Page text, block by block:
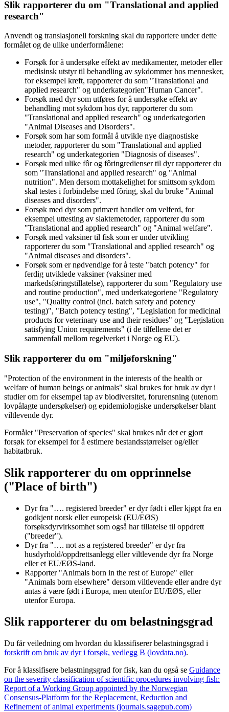
Slik rapporterer du om "Translational and applied
research"
Anvendt og translasjonell forskning skal du rapportere under dette
formålet og de ulike underformålene:
Forsøk for å undersøke effekt av medikamenter, metoder eller
medisinsk utstyr til behandling av sykdommer hos mennesker,
for eksempel kreft, rapporterer du som "Translational and
applied research" og underkategorien"Human Cancer".
Forsøk med dyr som utføres for å undersøke effekt av
behandling mot sykdom hos dyr, rapporterer du som
"Translational and applied research" og underkategorien
"Animal Diseases and Disorders".
Forsøk som har som formål å utvikle nye diagnostiske
metoder, rapporterer du som "Translational and applied
research" og underkategorien "Diagnosis of diseases".
Forsøk med ulike fôr og fôringredienser til dyr rapporterer du
som "Translational and applied research" og "Animal
nutrition". Men dersom mottakelighet for smittsom sykdom
skal testes i forbindelse med fôring, skal du bruke "Animal
diseases and disorders".
Forsøk med dyr som primært handler om velferd, for
eksempel uttesting av slaktemetoder, rapporterer du som
"Translational and applied research" og "Animal welfare".
Forsøk med vaksiner til fisk som er under utvikling
rapporterer du som "Translational and applied research" og
"Animal diseases and disorders".
Forsøk som er nødvendige for å teste "batch potency" for
ferdig utviklede vaksiner (vaksiner med
markedsføringstillatelse), rapporterer du som "Regulatory use
and routine production", med underkategoriene "Regulatory
use", "Quality control (incl. batch safety and potency
testing)", "Batch potency testing", "Legislation for medicinal
products for veterinary use and their residues" og "Legislation
satisfying Union requirements" (i de tilfellene det er
sammenfall mellom regelverket i Norge og EU).
Slik rapporterer du om "miljøforskning"
"Protection of the environment in the interests of the health or
welfare of human beings or animals" skal brukes for bruk av dyr i
studier om for eksempel tap av biodiversitet, forurensning (utenom
lovpålagte undersøkelser) og epidemiologiske undersøkelser blant
viltlevende dyr.
Formålet "Preservation of species" skal brukes når det er gjort
forsøk for eksempel for å estimere bestandsstørrelser og/eller
habitatbruk.
Slik rapporterer du om opprinnelse
("Place of birth")
Dyr fra "…. registered breeder" er dyr født i eller kjøpt fra en
godkjent norsk eller europeisk (EU/EØS)
forsøksdyrvirksomhet som også har tillatelse til oppdrett
("breeder").
Dyr fra "…. not as a registered breeder" er dyr fra
husdyrhold/oppdrettsanlegg eller viltlevende dyr fra Norge
eller et EU/EØS-land.
Rapporter "Animals born in the rest of Europe" eller
"Animals born elsewhere" dersom viltlevende eller andre dyr
antas å være født i Europa, men utenfor EU/EØS, eller
utenfor Europa.
Slik rapporterer du om belastningsgrad
Du får veiledning om hvordan du klassifiserer belastningsgrad i
forskrift om bruk av dyr i forsøk, vedlegg B (lovdata.no).
For å klassifisere belastningsgrad for fisk, kan du også se Guidance
on the severity classification of scientific procedures involving fish:
Report of a Working Group appointed by the Norwegian
Consensus-Platform for the Replacement, Reduction and
Refinement of animal experiments (journals.sagepub.com)